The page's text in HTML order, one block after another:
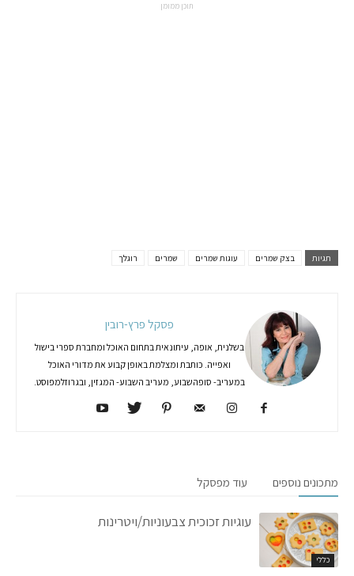
תוכן ממומן
תגיות בצק שמרים עוגות שמרים שמרים רוגלך
פסקל פרץ-רובין
בשלנית, אופה, עיתונאית בתחום האוכל ומחברת ספרי בישול
ואפייה. כותבת ומצלמת באופן קבוע את מדורי האוכל
במעריב- סופהשבוע, מעריב השבוע- המגזין, ובגרוזלמפוסט.
מתכונים נוספים עוד מפסקל
כללי
עוגיות זכוכית צבעוניות/ויטרינות